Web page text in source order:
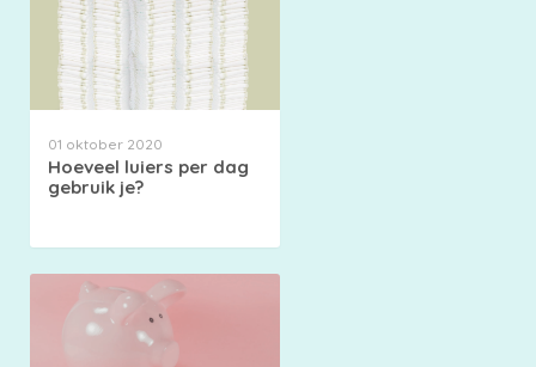
01 oktober 2020
Hoeveel luiers per dag
gebruik je?